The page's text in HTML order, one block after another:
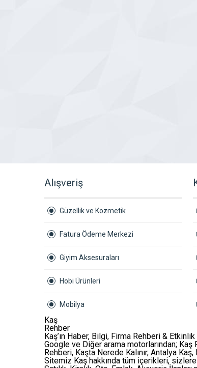
Alışveriş
Güzellik ve Kozmetik
Fatura Ödeme Merkezi
Giyim Aksesuraları
Hobi Ürünleri
Mobilya
Kaş
Rehber
Kaş’ın Haber, Bilgi, Firma Rehberi &
Google ve Diğer arama motorlarından; Kaş
Rehberi, Kaşta Nerede Kalınır, Antalya Kaş,
Sitemiz Kaş hakkında tüm içerikleri,